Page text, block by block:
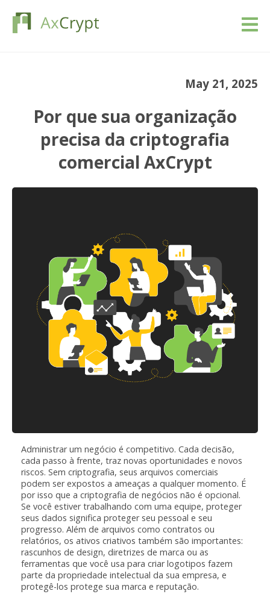
O nosso produto
Iniciar sessão
May 21, 2025
Por que sua organização
precisa da criptografia
comercial AxCrypt
Administrar um negócio é competitivo. Cada decisão,
cada passo à frente, traz novas oportunidades e novos
riscos. Sem criptografia, seus arquivos comerciais
podem ser expostos a ameaças a qualquer momento. É
por isso que a criptografia de negócios não é opcional.
Se você estiver trabalhando com uma equipe, proteger
seus dados significa proteger seu pessoal e seu
progresso. Além de arquivos como contratos ou
relatórios, os ativos criativos também são importantes:
rascunhos de design, diretrizes de marca ou as
ferramentas que você usa para criar logotipos fazem
parte da propriedade intelectual da sua empresa, e
protegê-los protege sua marca e reputação.